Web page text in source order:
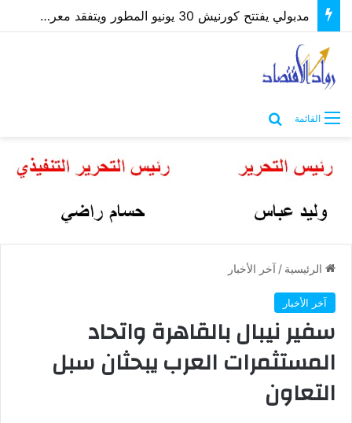
مدبولي يفتتح كورنيش 30 يونيو المطور ويتفقد معرض “كنوز مصر” بمطروح
القائمة
الرئيسية / آخر الأخبار
آخر الأخبار
سفير نيبال بالقاهرة واتحاد
المستثمرات العرب يبحثان سبل
التعاون